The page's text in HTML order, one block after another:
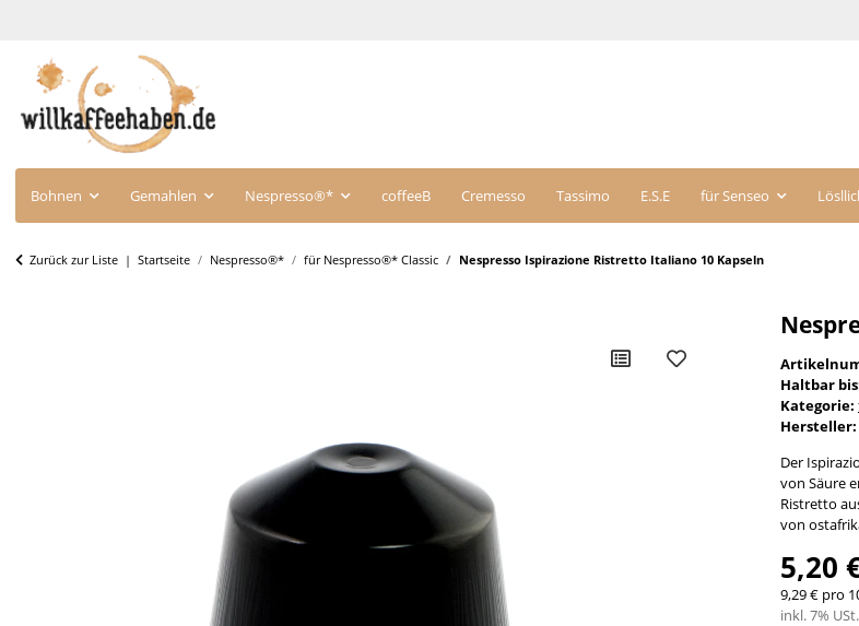
Bohnen Gemahlen Nespresso®* coffeeB Cremesso Tassimo E.S.E für Senseo
Zurück zur Liste Startseite Nespresso®* für Nespresso®* Classic Nespresso Ispirazione Ristretto Italiano 10 Kapseln
Haltbar
Kategorie:
Hersteller:
Der
von Säure
Ristretto
von
5,20
9,29 € pro
inkl. 7%